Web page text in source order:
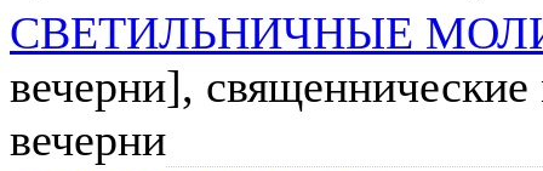
СВЕТИЛЬНИЧНЫЕ
вечерни],
вечерни